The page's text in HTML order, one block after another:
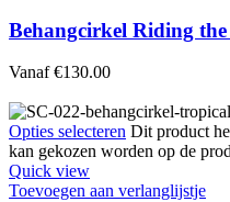
Behangcirkel Riding
Vanaf €130.00
Opties selecteren Dit product
kan gekozen worden op de
Quick view
Toevoegen aan verlanglijstje